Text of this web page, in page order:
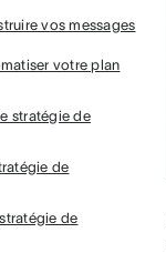
vos messages
votre plan
stratégie de
de
de